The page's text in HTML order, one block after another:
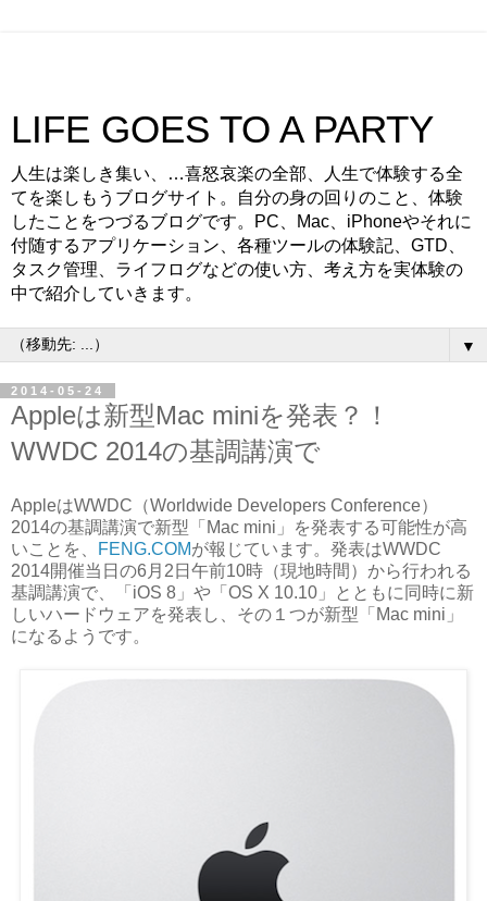
LIFE GOES TO A PARTY
人生は楽しき集い、…喜怒哀楽の全部、人生で体験する全
てを楽しもうブログサイト。自分の身の回りのこと、体験
したことをつづるブログです。PC、Mac、iPhoneやそれに
付随するアプリケーション、各種ツールの体験記、GTD、
タスク管理、ライフログなどの使い方、考え方を実体験の
中で紹介していきます。
▼
2014-05-24
Appleは新型Mac miniを発表？！
WWDC 2014の基調講演で
AppleはWWDC（Worldwide Developers Conference）
2014の基調講演で新型「Mac mini」を発表する可能性が高
いことを、
FENG.COMが報じています。発表はWWDC
2014開催当日の6月2日午前10時（現地時間）から行われる
基調講演で、「iOS 8」や「OS X 10.10」とともに同時に新
しいハードウェアを発表し、その１つが新型「Mac mini」
になるようです。